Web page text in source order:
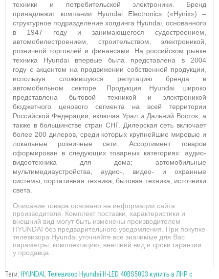
техники и потребительской электроники. Бренд
принадлежит компании
Hyundai Electronics («Hynix») –
структурное подразделение холдинга Hyundai, основанного
в 1947 году и
занимающегося судостроением,
автомобилестроением, строительством, электроникой,
розничной торговлей и финансами. На российском рынке
техника
Hyundai
впервые была представлена в 2004
году c акцентом на продвижении собственной продукции,
используя сложившуюся репутацию бренда в
автомобильном секторе. Продукция Hyundaiшироко
представлена бытовой техникой и электроникой
бюджетного ценового сегмента на всей территории
Российской Федерации, включая Урал и Дальний Восток, а
также в большинстве стран СНГ. Дилерская сеть включает
более 200 дилеров, среди которых крупнейшие мировые и
локальные розничные сети. Ассортимент товаров
сформирован в следующих товарных категориях: аудио-
видеотехника для дома; автомобильные
мультимедиаустройства, аудио-, видео- и охранные
системы, портативная техника, бытовая техника, источники
света.
Описание товара основано на информации сайта
производителя. Комплект поставки, характеристики и
внешний вид могут быть изменены производителем
HYUNDAI без предварительного уведомления. При покупке
телевизора Hyundai уточняйте все значимые для Вас
параметры, комплектацию, внешний вид и сроки гарантии
у продавца.
Теги: HYUNDAI, Телевизор Hyundai H-LED 40BS5003 купить в ЛНР с